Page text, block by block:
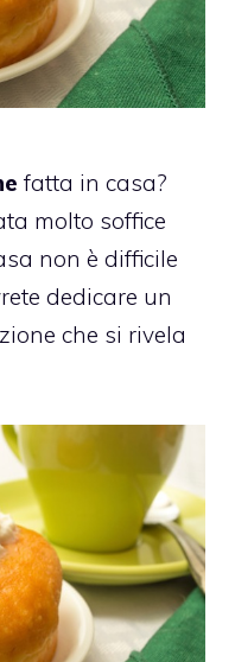
fatta in casa?
molto soffice
non è difficile
dedicare un
che si rivela